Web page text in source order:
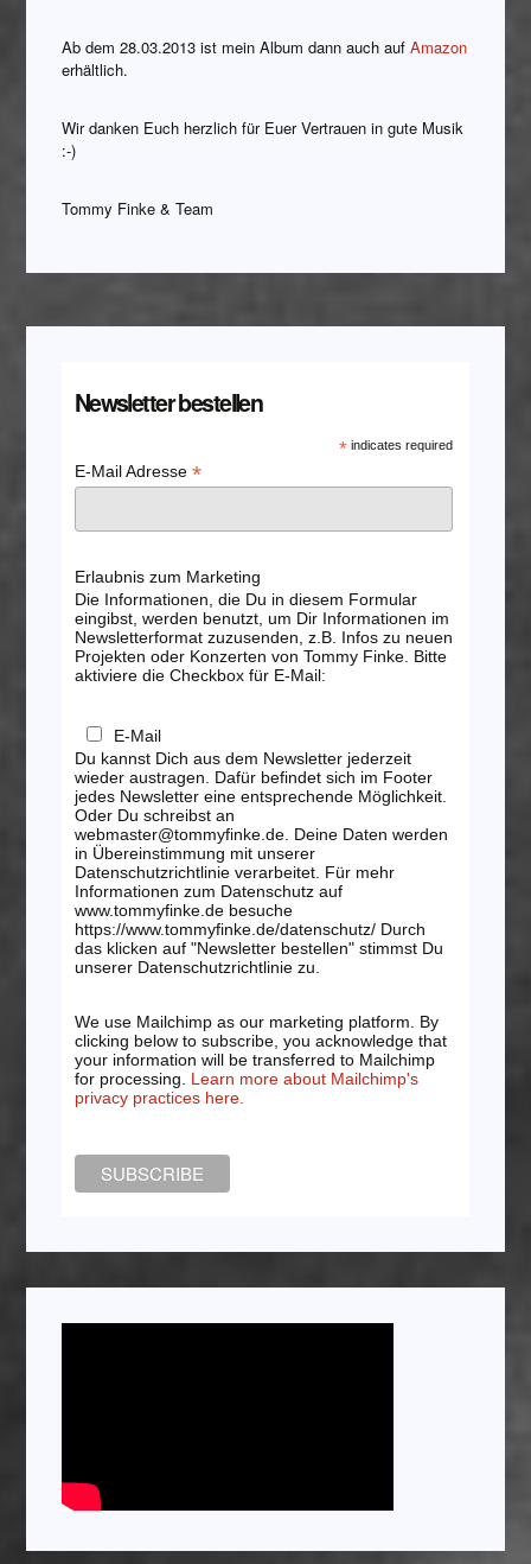
Ab dem 28.03.2013 ist mein Album dann auch aufAmazon
erhältlich.
Wir danken Euch herzlich für Euer Vertrauen in gute Musik
:-)
Tommy Finke & Team
Newsletter bestellen
* indicates required
E-Mail Adresse *
Erlaubnis zum Marketing
Die Informationen, die Du in diesem Formular
eingibst, werden benutzt, um Dir Informationen im
Newsletterformat zuzusenden, z.B. Infos zu neuen
Projekten oder Konzerten von Tommy Finke. Bitte
aktiviere die Checkbox für E-Mail:
E-Mail
Du kannst Dich aus dem Newsletter jederzeit
wieder austragen. Dafür befindet sich im Footer
jedes Newsletter eine entsprechende Möglichkeit.
Oder Du schreibst an
webmaster@tommyfinke.de. Deine Daten werden
in Übereinstimmung mit unserer
Datenschutzrichtlinie verarbeitet. Für mehr
Informationen zum Datenschutz auf
www.tommyfinke.de besuche
https://www.tommyfinke.de/datenschutz/ Durch
das klicken auf "Newsletter bestellen" stimmst Du
unserer Datenschutzrichtlinie zu.
We use Mailchimp as our marketing platform. By
clicking below to subscribe, you acknowledge that
your information will be transferred to Mailchimp
for processing. Learn more about Mailchimp's
privacy practices here.